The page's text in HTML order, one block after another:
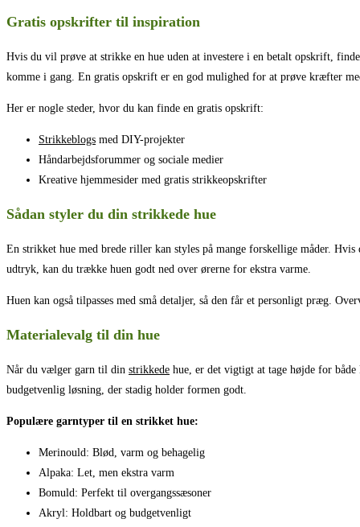
Gratis opskrifter til inspiration
Hvis du vil prøve at strikke en hue uden at investere i en betalt opskrift,
komme i gang. En gratis opskrift er en god mulighed for at prøve kræfter
Her er nogle steder, hvor du kan finde en gratis opskrift:
Strikkeblogs med DIY-projekter
Håndarbejdsforummer og sociale medier
Kreative hjemmesider med gratis strikkeopskrifter
Sådan styler du din strikkede hue
En strikket hue med brede riller kan styles på mange forskellige måder.
udtryk, kan du trække huen godt ned over ørerne for ekstra varme.
Huen kan også tilpasses med små detaljer, så den får et personligt præg.
Materialevalg til din hue
Når du vælger garn til din strikkede hue, er det vigtigt at tage højde for
budgetvenlig løsning, der stadig holder formen godt.
Populære garntyper til en strikket hue:
Merinould: Blød, varm og behagelig
Alpaka: Let, men ekstra varm
Bomuld: Perfekt til overgangssæsoner
Akryl: Holdbart og budgetvenligt